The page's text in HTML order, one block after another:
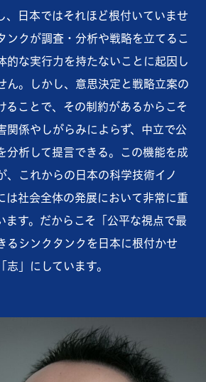
、日本ではそれほど根付いていませ
ンクが調査・分析や戦略を立てるこ
的な実行力を持たないことに起因し
ん。しかし、意思決定と戦略立案の
ることで、その制約があるからこそ
関係やしがらみによらず、中立で公
分析して提言できる。この機能を成
、これからの日本の科学技術イノ
は社会全体の発展において非常に重
ます。だからこそ「公平な視点で最
るシンクタンクを日本に根付かせ
志」にしています。